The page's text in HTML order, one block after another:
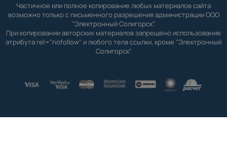
Частичное или полное копирование любых материалов сайта
возможно только с письменного разрешения администрации ООО
"Электронный Солигорск".
При копировании авторских материалов запрещено использование
атрибута rel="nofollow" и любого тела ссылки, кроме "Электронный
Солигорск".